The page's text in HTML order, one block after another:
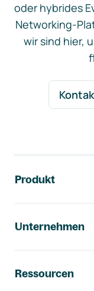
oder hybrides
Networking-
wir sind hier,
Produkt
Unternehmen
Ressourcen